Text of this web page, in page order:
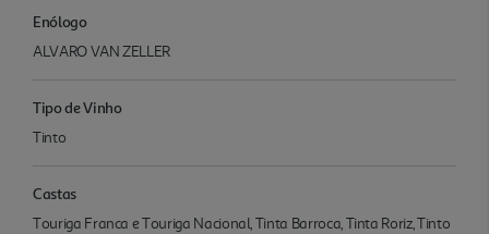
Enólogo
ALVARO VAN ZELLER
Tipo de Vinho
Tinto
Castas
Touriga Franca e Touriga Nacional, Tinta Barroca, Tinta Roriz, Tinto